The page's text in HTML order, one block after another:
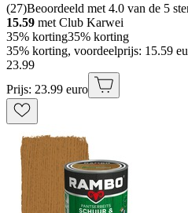
(27)Beoordeeld met 4.0 van de 5
15.59 met Club Karwei
35% korting35% korting
35% korting, voordeelprijs: 15.59
23.99
Prijs: 23.99 euro